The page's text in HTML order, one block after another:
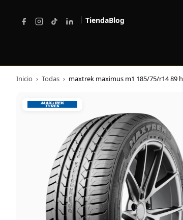
| TiendaBlog
Inicio › Todas › maxtrek maximus m1 185/75/r14 89 h